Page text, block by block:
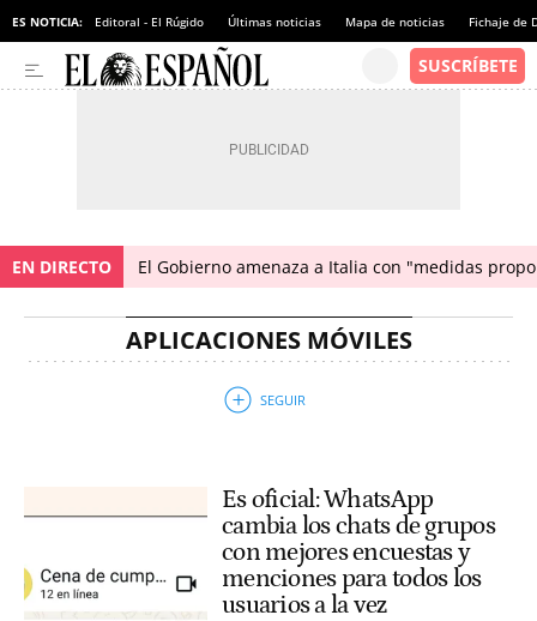
ES NOTICIA: Editoral - El Rúgido Últimas noticias Mapa de noticias Fichaje de
EN DIRECTO El Gobierno amenaza a Italia con "medidas
APLICACIONES MÓVILES
Es oficial: WhatsApp
cambia los chats de grupos
con mejores encuestas y
menciones para todos los
usuarios a la vez